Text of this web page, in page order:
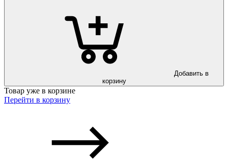
корзину
Товар уже в корзине
Перейти в корзину